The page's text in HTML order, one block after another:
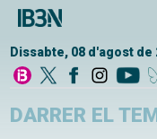
Dissabte, 08 d'agost de
DARRER EL